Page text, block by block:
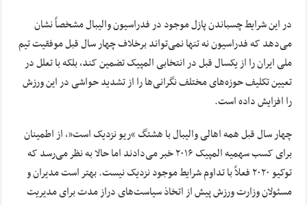
در این شرایط چسباندن پازل موجود در فدراسیون والیبال مشخصاً نشان
می‌دهد که فدراسیون نه تنها نمی‌تواند برخلاف چهار سال قبل موفقیت تیم
ملی ایران را از یکسال قبل در انتخابی المپیک تضمین کند، بلکه با تعلل در
تعیین تکلیف حوزه‌های مختلف نگرانی‌ها را از تشدید حواشی در این ورزش
را افزایش داده است.
چهار سال قبل همه اهالی والیبال باهشتگ“ریو نزدیک است”، از اطمینان
برای کسب سهمیه المپیک ۲۰۱۶ خبر می‌دادند اما حالا به نظر می‌رسد که
توکیو ۲۰۲۰ فعلاً با تداوم شرایط موجود نزدیک نیست. بهتر است مدیران و
مسئولان وزارت ورزش پیش از اتخاذ سیاست‌های دراز مدت برای مدیریت